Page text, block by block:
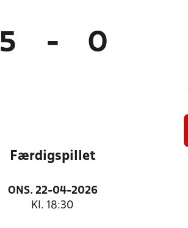
5 - 0
Færdigspillet
ONS. 22-04-2026
Kl. 18:30